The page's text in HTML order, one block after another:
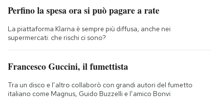
Perfino la spesa ora si può pagare a rate
La piattaforma Klarna è sempre più diffusa, anche nei
supermercati: che rischi ci sono?
Francesco Guccini, il fumettista
Tra un disco e l’altro collaborò con grandi autori del fumetto
italiano come Magnus, Guido Buzzelli e l’amico Bonvi